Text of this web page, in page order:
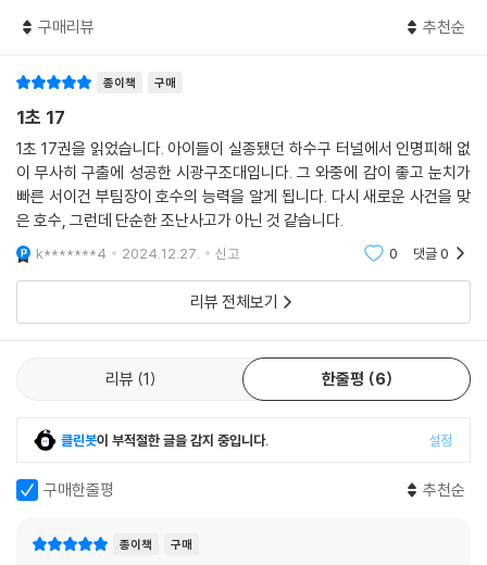
했던 소방관들의 삶을 함께 경험해보시길 바란다.
구매리뷰 추천순
종이책 구매
1초 17
1초 17권을 읽었습니다. 아이들이 실종됐던 하수구 터널에서 인명피해 없
이 무사히 구출에 성공한 시광구조대입니다. 그 와중에 감이 좋고 눈치가
빠른 서이건 부팀장이 호수의 능력을 알게 됩니다. 다시 새로운 사건을 맞
은 호수, 그런데 단순한 조난사고가 아닌 것 같습니다.
k*******4 2024.12.27. 신고 0 댓글0
리뷰 전체보기
리뷰 1 한줄평 6
클린봇이 부적절한 글을 감지 중입니다. 설정
구매한줄평 추천순
종이책 구매